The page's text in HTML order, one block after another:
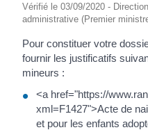
Vérifié le 03/09/2020 -
administrative (Premier
Pour constituer votre
fournir les justificatifs
mineurs :
<a href="https://
xml=F1427">Acte de
et pour les enfants